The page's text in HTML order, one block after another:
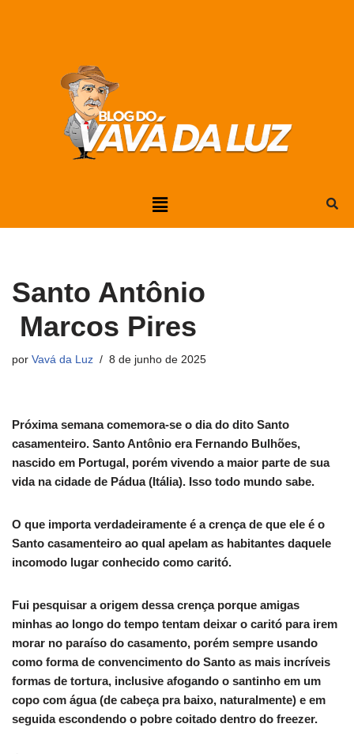
Santo Antônio
Marcos Pires
por Vavá da Luz 8 de junho de 2025
Próxima semana comemora-se o dia do dito Santo
casamenteiro. Santo Antônio era Fernando Bulhões,
nascido em Portugal, porém vivendo a maior parte de sua
vida na cidade de Pádua (Itália). Isso todo mundo sabe.
O que importa verdadeiramente é a crença de que ele é o
Santo casamenteiro ao qual apelam as habitantes daquele
incomodo lugar conhecido como caritó.
Fui pesquisar a origem dessa crença porque amigas
minhas ao longo do tempo tentam deixar o caritó para irem
morar no paraíso do casamento, porém sempre usando
como forma de convencimento do Santo as mais incríveis
formas de tortura, inclusive afogando o santinho em um
copo com água (de cabeça pra baixo, naturalmente) e em
seguida escondendo o pobre coitado dentro do freezer.